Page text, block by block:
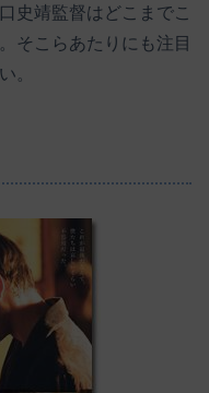
史靖監督はどこまでこ
そこらあたりにも注目
。